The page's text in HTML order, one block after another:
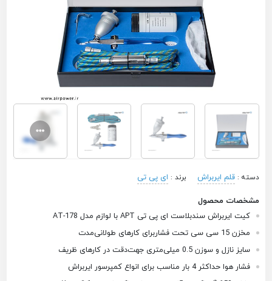
دسته :قلم ایربراش برند : ای پی تی
مشخصات محصول
کیت ایربراش سندبلاست ای پی تی APT با لوازم مدل AT-178
مخزن 15 سی سی تحت فشار
برای کارهای طولانی‌مدت
سایز نازل و سوزن 0.5 میلی‌متری جهت
دقت در کارهای ظریف
فشار هوا حداکثر 4 بار
مناسب برای انواع کمپرسور ایربراش